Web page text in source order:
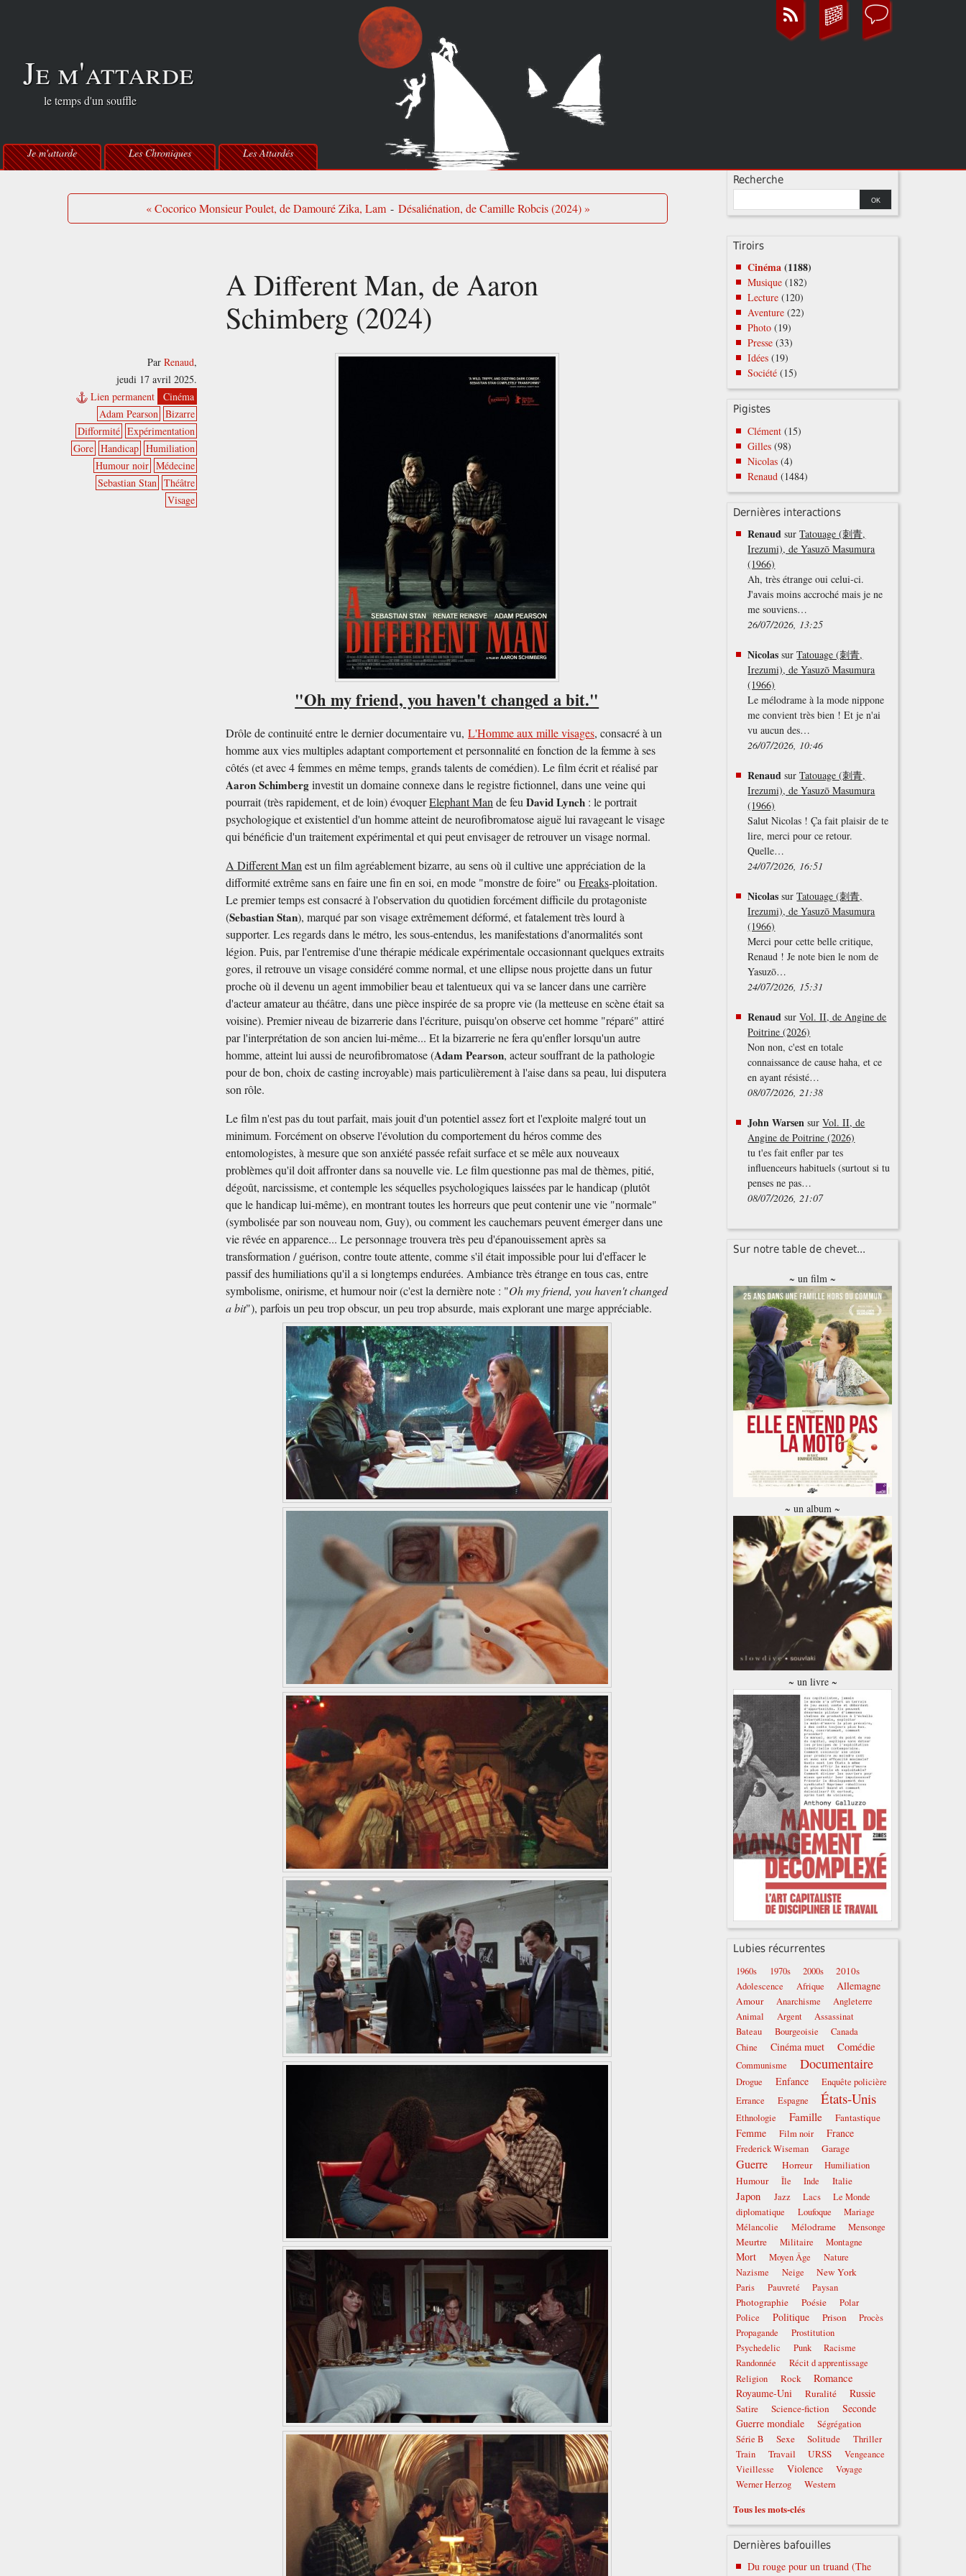
Je m'attarde
le temps d'un souffle
Je m'attarde Les Chroniques Les Attardés
« Cocorico Monsieur Poulet, de Damouré Zika, Lam - Désaliénation, de Camille Robcis (2024) »
A Different Man, de Aaron
Schimberg (2024)
ParRenaud,
jeudi 17 avril 2025.
Lien permanent
Cinéma
Adam Pearson Bizarre
Difformité Expérimentation
Gore Handicap Humiliation
Humour noir Médecine
Sebastian Stan Théâtre
Visage
"Oh my friend, you haven't changed a bit."
Drôle de continuité entre le dernier documentaire vu,L'Homme aux mille visages, consacré à un
homme aux vies multiples adaptant comportement et personnalité en fonction de la femme à ses
côtés (et avec 4 femmes en même temps, grands talents de comédien). Le film écrit et réalisé par
Aaron Schimberginvestit un domaine connexe dans le registre fictionnel, dans une veine qui
pourrait (très rapidement, et de loin) évoquerElephant Mande feuDavid Lynch : le portrait
psychologique et existentiel d'un homme atteint de neurofibromatose aiguë lui ravageant le visage
qui bénéficie d'un traitement expérimental et qui peut envisager de retrouver un visage normal.
A Different Manest un film agréablement bizarre, au sens où il cultive une appréciation de la
difformité extrême sans en faire une fin en soi, en mode "monstre de foire" ouFreaks-ploitation.
Le premier temps est consacré à l'observation du quotidien forcément difficile du protagoniste
(Sebastian Stan), marqué par son visage extrêmement déformé, et fatalement très lourd à
supporter. Les regards dans le métro, les sous-entendus, les manifestations d'anormalités sont
légion. Puis, par l'entremise d'une thérapie médicale expérimentale occasionnant quelques extraits
gores, il retrouve un visage considéré comme normal, et une ellipse nous projette dans un futur
proche où il devenu un agent immobilier beau et talentueux qui va se lancer dans une carrière
d'acteur amateur au théâtre, dans une pièce inspirée de sa propre vie (la metteuse en scène était sa
voisine). Premier niveau de bizarrerie dans l'écriture, puisqu'on observe cet homme "réparé" attiré
par l'interprétation de son ancien lui-même... Et la bizarrerie ne fera qu'enfler lorsqu'un autre
homme, atteint lui aussi de neurofibromatose (Adam Pearson, acteur souffrant de la pathologie
pour de bon, choix de casting incroyable) mais particulièrement à l'aise dans sa peau, lui disputera
son rôle.
Le film n'est pas du tout parfait, mais jouit d'un potentiel assez fort et l'exploite malgré tout un
minimum. Forcément on observe l'évolution du comportement du héros comme des
entomologistes, à mesure que son anxiété passée refait surface et se mêle aux nouveaux
problèmes qu'il doit affronter dans sa nouvelle vie. Le film questionne pas mal de thèmes, pitié,
dégoût, narcissisme, et contemple les séquelles psychologiques laissées par le handicap (plutôt
que le handicap lui-même), en montrant toutes les horreurs que peut contenir une vie "normale"
(symbolisée par son nouveau nom, Guy), ou comment les cauchemars peuvent émerger dans une
vie rêvée en apparence... Le personnage trouvera très peu d'épanouissement après sa
transformation / guérison, contre toute attente, comme s'il était impossible pour lui d'effacer le
passif des humiliations qu'il a si longtemps endurées. Ambiance très étrange en tous cas, entre
symbolisme, onirisme, et humour noir (c'est la dernière note : "Oh my friend, you haven't changed
a bit"), parfois un peu trop obscur, un peu trop absurde, mais explorant une marge appréciable.
Recherche
Tiroirs
Cinéma (1188)
Musique (182)
Lecture (120)
Aventure (22)
Photo (19)
Presse (33)
Idées (19)
Société (15)
Pigistes
Clément (15)
Gilles (98)
Nicolas (4)
Renaud (1484)
Dernières interactions
Renaud surTatouage (刺青,
Irezumi), de Yasuzō Masumura
(1966)
Ah, très étrange oui celui-ci.
J'avais moins accroché mais je ne
me souviens…
26/07/2026, 13:25
Nicolas surTatouage (刺青,
Irezumi), de Yasuzō Masumura
(1966)
Le mélodrame à la mode nippone
me convient très bien ! Et je n'ai
vu aucun des…
26/07/2026, 10:46
Renaud surTatouage (刺青,
Irezumi), de Yasuzō Masumura
(1966)
Salut Nicolas ! Ça fait plaisir de te
lire, merci pour ce retour.
Quelle…
24/07/2026, 16:51
Nicolas surTatouage (刺青,
Irezumi), de Yasuzō Masumura
(1966)
Merci pour cette belle critique,
Renaud ! Je note bien le nom de
Yasuzō…
24/07/2026, 15:31
Renaud surVol. II, de Angine de
Poitrine (2026)
Non non, c'est en totale
connaissance de cause haha, et ce
en ayant résisté…
08/07/2026, 21:38
John Warsen surVol. II, de
Angine de Poitrine (2026)
tu t'es fait enfler par tes
influenceurs habituels (surtout si tu
penses ne pas…
08/07/2026, 21:07
Sur notre table de chevet...
~ un film ~
~ un album ~
~ un livre ~
Lubies récurrentes
1960s 1970s 2000s 2010s
Adolescence Afrique Allemagne
Amour Anarchisme
Angleterre
Animal
Argent
Assassinat
Bateau
Bourgeoisie
Canada
Chine
Cinéma muet Comédie
Communisme Documentaire
Drogue Enfance
Enquête policière
Errance
Espagne États-Unis
Ethnologie Famille Fantastique
Femme Film noir France
Frederick Wiseman Garage
Guerre Horreur Humiliation
Humour Île Inde Italie
Japon Jazz Lacs
Le Monde
diplomatique
Loufoque
Mariage
Mélancolie
Mélodrame Mensonge
Meurtre Militaire Montagne
Mort Moyen Âge
Nature
Nazisme
Neige New York
Paris Pauvreté Paysan
Photographie Poésie
Polar
Police
Politique Prison
Procès
Propagande
Prostitution
Psychedelic
Punk
Racisme
Randonnée
Récit d apprentissage
Religion
Rock Romance
Royaume-Uni Ruralité Russie
Satire Science-fiction
Seconde
Guerre mondiale
Ségrégation
Série B
Sexe Solitude
Thriller
Train
Travail URSS
Vengeance
Vieillesse
Violence
Voyage
Werner Herzog
Western
Tous les mots-clés
Dernières bafouilles
Du rouge pour un truand (The